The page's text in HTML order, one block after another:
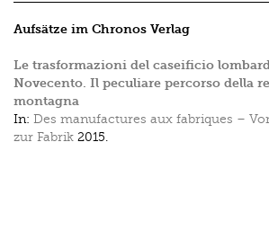
Aufsätze im Chronos Verlag
Le trasformazioni del caseificio
Novecento. Il peculiare percorso della
montagna
In: Des manufactures aux fabriques –
zur Fabrik 2015.